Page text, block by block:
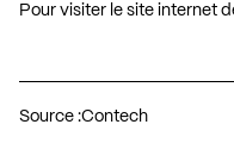
Pour visiter le site internet
Source :Contech